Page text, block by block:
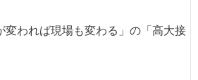
変われば現場も変わる」の「高大接